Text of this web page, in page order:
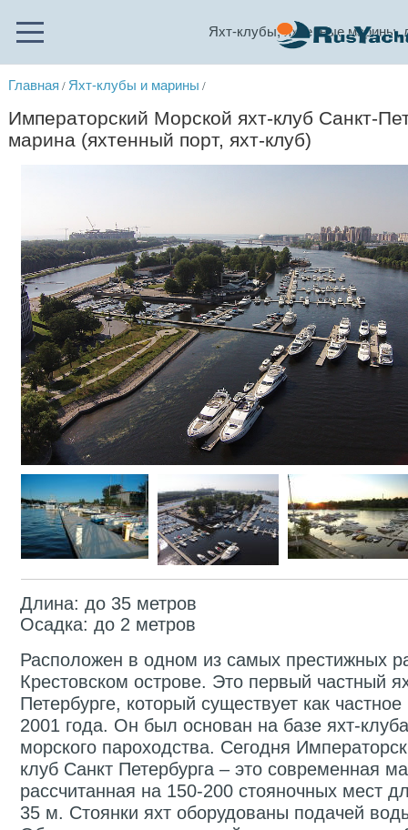
Яхт-клубы, яхтенные марины,
Главная / Яхт-клубы и марины /
Императорский Морской яхт-клуб Санкт-
марина (яхтенный порт, яхт-клуб)
Длина: до 35 метров
Осадка: до 2 метров
Расположен в одном из самых престижных
Крестовском острове. Это первый частный
Петербурге, который существует как
2001 года. Он был основан на базе яхт-
морского пароходства. Сегодня
клуб Санкт Петербурга – это современная
рассчитанная на 150-200 стояночных мест
35 м. Стоянки яхт оборудованы подачей